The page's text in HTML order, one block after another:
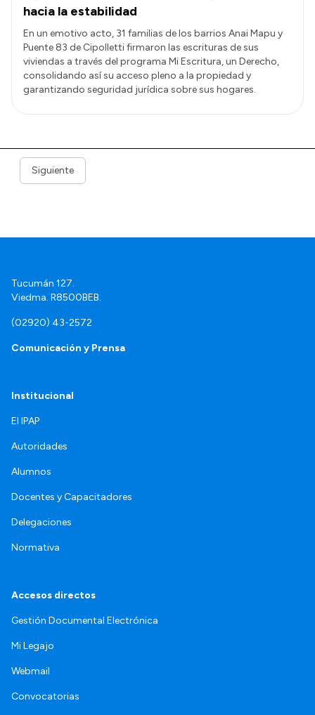
hacia la estabilidad
En un emotivo acto, 31 familias de los barrios Anai Mapu y
Puente 83 de Cipolletti firmaron las escrituras de sus
viviendas a través del programa Mi Escritura, un Derecho,
consolidando así su acceso pleno a la propiedad y
garantizando seguridad jurídica sobre sus hogares.
Siguiente
Tucumán 127.
Viedma. R8500BEB.
(02920) 43-2572
Comunicación y Prensa
Institucional
El IPAP
Autoridades
Alumnos
Docentes y Capacitadores
Delegaciones
Normativa
Accesos directos
Gestión Documental Electrónica
Mi Legajo
Webmail
Convocatorias